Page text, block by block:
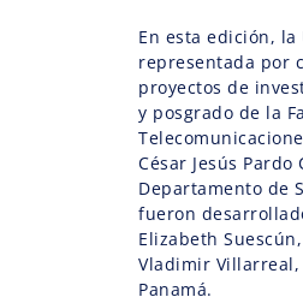
En esta edición,
representada por
proyectos de
y posgrado de la
César Jesús
Departamento de
fueron
Elizabeth
Vladimir
Panamá.